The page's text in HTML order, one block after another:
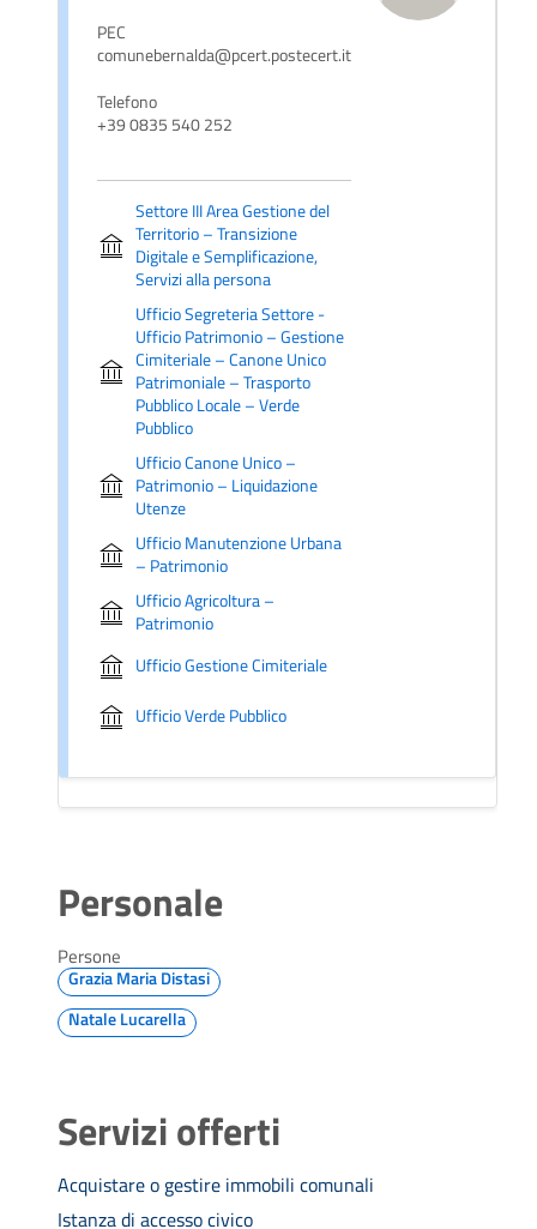
PEC
comunebernalda@pcert.postecert.it
Telefono
+39 0835 540 252
Settore III Area Gestione del
Territorio – Transizione
Digitale e Semplificazione,
Servizi alla persona
Ufficio Segreteria Settore -
Ufficio Patrimonio – Gestione
Cimiteriale – Canone Unico
Patrimoniale – Trasporto
Pubblico Locale – Verde
Pubblico
Ufficio Canone Unico –
Patrimonio – Liquidazione
Utenze
Ufficio Manutenzione Urbana
– Patrimonio
Ufficio Agricoltura –
Patrimonio
Ufficio Gestione Cimiteriale
Ufficio Verde Pubblico
Personale
Persone
Grazia Maria Distasi
Natale Lucarella
Servizi offerti
Acquistare o gestire immobili comunali
Istanza di accesso civico